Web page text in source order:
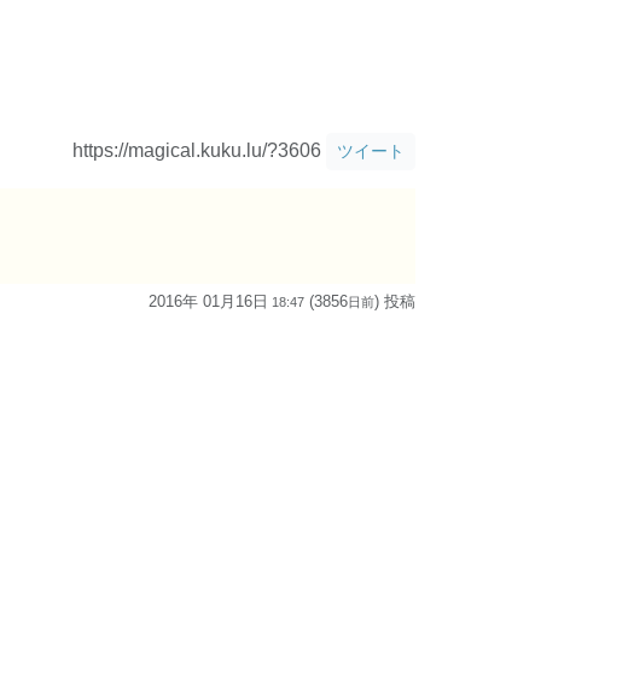
https://magical.kuku.lu/?3606 ツイート
2016年 01月16日 18:47 (3856日前) 投稿